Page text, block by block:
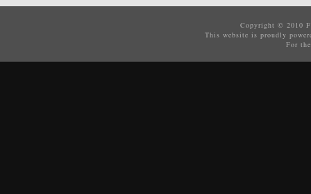
Copyright © 2010
This website is proudly
For